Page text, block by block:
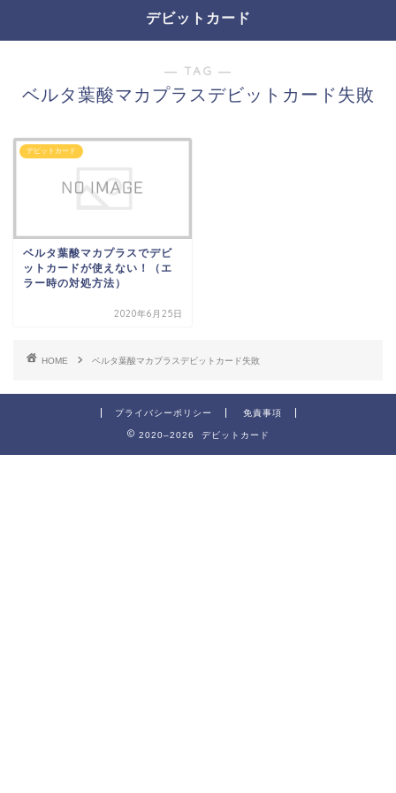
デビットカード
― TAG ―
ベルタ葉酸マカプラスデビットカード失敗
デビットカード
ベルタ葉酸マカプラスでデビ
ットカードが使えない！（エ
ラー時の対処方法）
2020年6月25日
HOME ベルタ葉酸マカプラスデビットカード失敗
プライバシーポリシー 免責事項
2020–2026 デビットカード